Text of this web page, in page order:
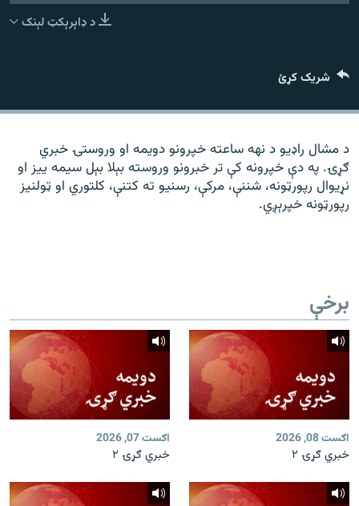
د ازادې اروپا راډیو ټولې ووبپاڼې
د ډاېرېکټ لېنک
شریک کړئ
د مشال راډیو د نهه ساعته خپرونو دویمه او وروستۍ خبري
ګړۍ. په دې خپرونه کې تر خبرونو وروسته بېلا بېل سیمه ییز او
نړیوال رپورټونه، شننې، مرکې، رسنیو ته کتنې، کلتوري او ټولنیز
رپورټونه خپرېږي.
برخې
اګست 08, 2026
خبري ګړۍ ۲
اګست 07, 2026
خبري ګړۍ ۲